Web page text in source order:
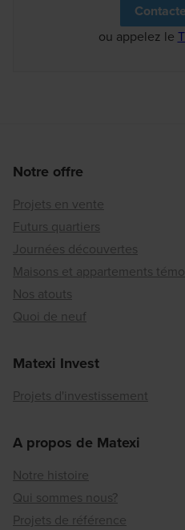
ou appelez le
Notre offre
Projets en vente
Futurs quartiers
Journées découvertes
Maisons et appartements
Nos atouts
Quoi de neuf
Matexi Invest
Projets d'investissement
A propos de Matexi
Notre histoire
Qui sommes nous?
Projets de référence